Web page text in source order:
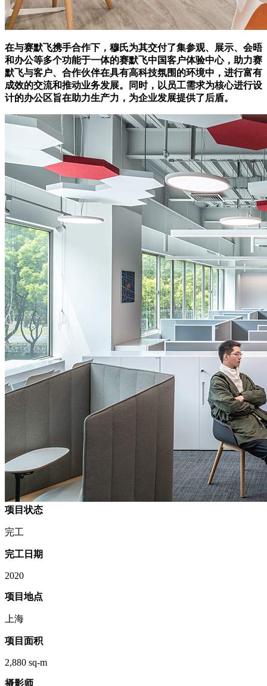
在与赛默飞携手合作下，穆氏为其交付了集参观、展示、会晤
和办公等多个功能于一体的赛默飞中国客户体验中心，助力赛
默飞与客户、合作伙伴在具有高科技氛围的环境中，进行富有
成效的交流和推动业务发展。同时，以员工需求为核心进行设
计的办公区旨在助力生产力，为企业发展提供了后盾。
项目状态
完工
完工日期
2020
项目地点
上海
项目面积
2,880 sq-m
摄影师